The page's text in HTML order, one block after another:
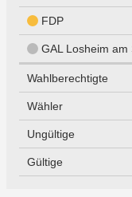
FDP
GAL Losheim am
Wahlberechtigte
Wähler
Ungültige
Gültige